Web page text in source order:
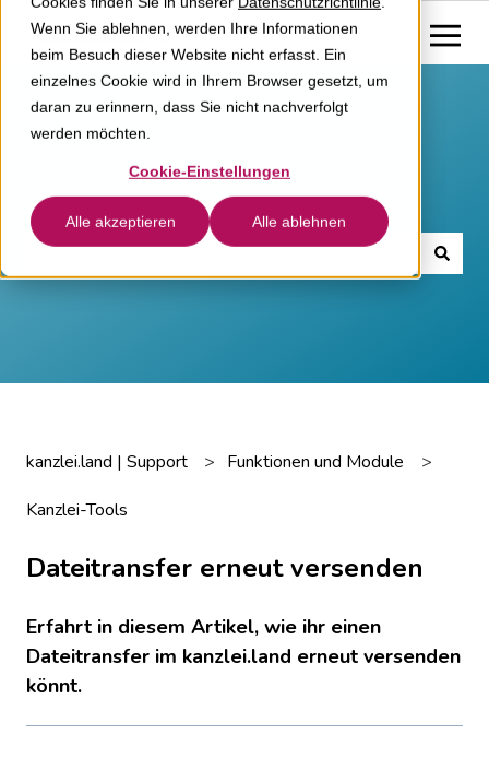
Wenn Sie ablehnen, werden Ihre Informationen
beim Besuch dieser Website nicht erfasst. Ein
einzelnes Cookie wird in Ihrem Browser gesetzt, um
daran zu erinnern, dass Sie nicht nachverfolgt
werden möchten.
Cookie-Einstellungen
Alle akzeptieren Alle ablehnen
Wie können wir helfen?
Es gibt keine Vorschläge, da das Suchfeld leer ist.
kanzlei.land | Support Funktionen und Module
Kanzlei-Tools
Dateitransfer erneut versenden
Erfahrt in diesem Artikel, wie ihr einen
Dateitransfer im kanzlei.land erneut versenden
könnt.